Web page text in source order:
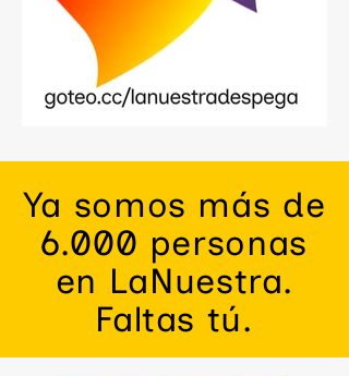
Ya somos más de
6.000 personas
en LaNuestra.
Faltas tú.